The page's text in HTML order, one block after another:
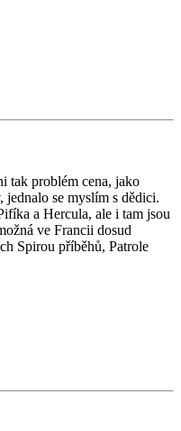
tak problém cena, jako
jednalo se myslím s dědici.
a Hercula, ale i tam jsou
ve Francii dosud
Spirou příběhů, Patrole